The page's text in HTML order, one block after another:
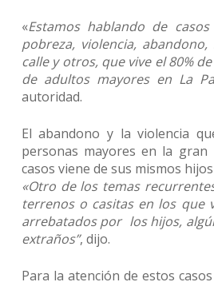
«Estamos hablando de
pobreza, violencia,
calle y otros, que vive el 80%
de adultos mayores en La
autoridad.
El abandono y la violencia
personas mayores en la gran
casos viene de sus mismos
«Otro de los temas
terrenos o casitas en los que
arrebatados por los hijos,
extraños”, dijo.
Para la atención de estos